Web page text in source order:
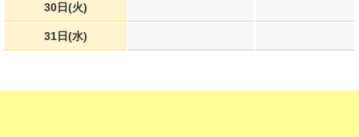
30日(火)
31日(水)